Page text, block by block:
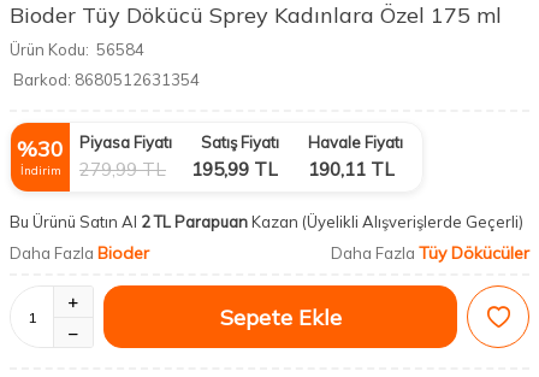
Bioder Tüy Dökücü Sprey Kadınlara Özel 175 ml
Ürün Kodu: 56584
Barkod: 8680512631354
%30
İndirim
Piyasa Fiyatı
279,99TL
Satış Fiyatı
195,99 TL
Havale Fiyatı
190,11 TL
Bu Ürünü Satın Al 2 TL ParapuanKazan (Üyelikli Alışverişlerde Geçerli)
Daha Fazla Bioder Daha Fazla Tüy Dökücüler
Sepete Ekle